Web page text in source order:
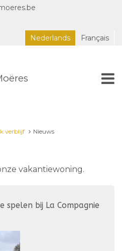
Nederlands
Français
verblijf Nieuws
vakantiewoning.
spelen bij La Compagnie